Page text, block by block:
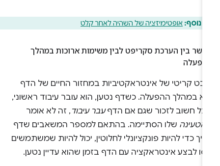
נוסף:אופטימיזציה של השהיה לאחר קלט
בין הערכת סקריפט לבין משימות ארוכות במהלך
קריטי של אינטראקטיביות במחזור החיים של הדף
במהלך ההפעלה. כשדף נטען, הוא עובר עיבוד ראשוני,
חשוב לזכור שגם אם הדףעבר עיבוד, זה לא אומר
הטעינהשלו הסתיימה. בהתאם למספר המשאבים שדף
כדי להיות פונקציונלי לחלוטין, יכול להיות שמשתמשים
לבצע אינטראקציה עם הדף בזמן שהוא עדיין נטען.